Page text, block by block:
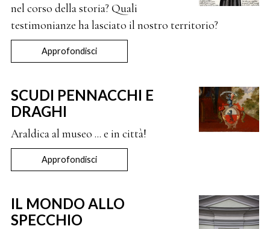
nel corso della storia? Quali
testimonianze ha lasciato il nostro territorio?
Approfondisci
SCUDI PENNACCHI E
DRAGHI
Araldica al museo ... e in città!
Approfondisci
IL MONDO ALLO
SPECCHIO